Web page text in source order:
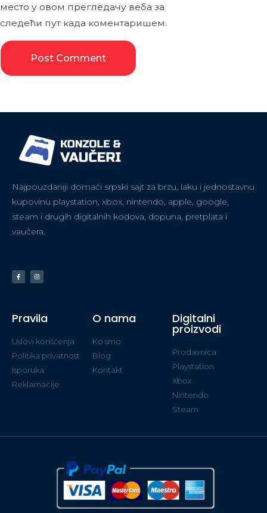
место у овом прегледачу веба за
следећи пут када коментаришем.
Najpouzdaniji domaći srpski sajt za brzu, laku i jednostavnu
kupovinu playstation, xbox, nintendo, apple, google,
steam i drugih digitalnih kodova, dopuna, pretplata i
vaučera.
Pravila
Uslovi korišćenja
Politika privatnost
Isporuka
Reklamacije
O nama
Ko smo
Blog
Kontakt
Digitalni
proizvodi
Prodavnica
Playstation
Xbox
Nintendo
Steam